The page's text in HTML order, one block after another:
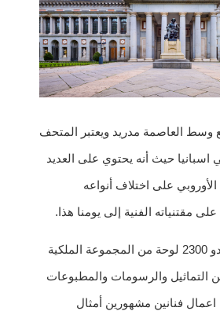
وسط العاصمة مدريد ويعتبر المتحف
حيث أنه يحتوي على العديد
على اختلاف أنواعه
مقتنياته الفنية إلى يومنا هذا.
يضم متحف ديل برادو 2300 لوحة من المجموعة الملكية
التماثيل والرسومات والمطبوعات
فنانين مشهورين أمثال